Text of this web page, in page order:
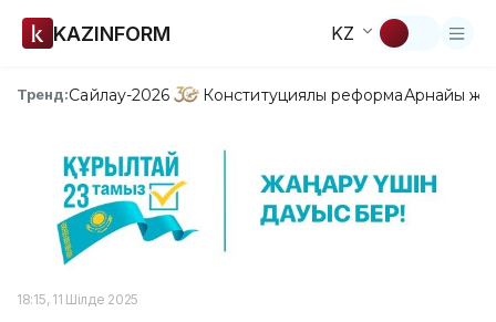
KAZINFORM KZ
Тренд:Сайлау-2026 Конституциялық реформаАрнайы
18:15, 11 Шілде 2025